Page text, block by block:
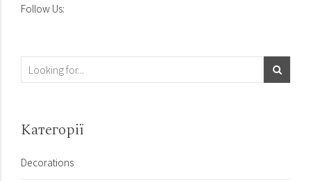
Follow Us:
Категорії
Decorations